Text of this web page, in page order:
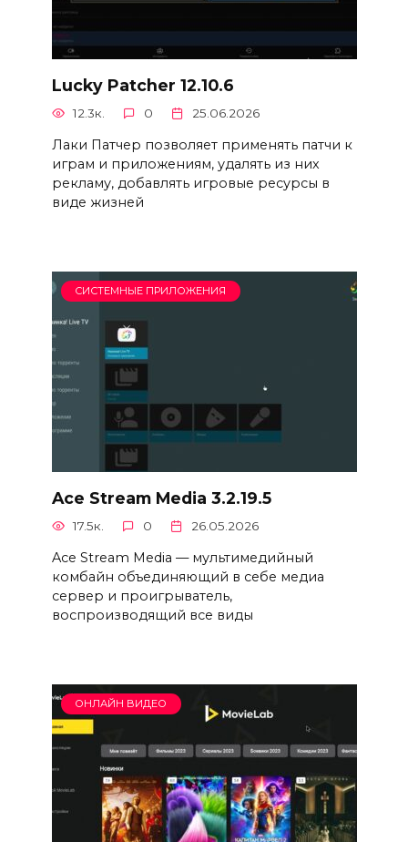
Lucky Patcher 12.10.6
12.3к. 0 25.06.2026
Лаки Патчер позволяет применять патчи к
играм и приложениям, удалять из них
рекламу, добавлять игровые ресурсы в
виде жизней
СИСТЕМНЫЕ ПРИЛОЖЕНИЯ
Ace Stream Media 3.2.19.5
17.5к. 0 26.05.2026
Ace Stream Media — мультимедийный
комбайн объединяющий в себе медиа
сервер и проигрыватель,
воспроизводящий все виды
ОНЛАЙН ВИДЕО